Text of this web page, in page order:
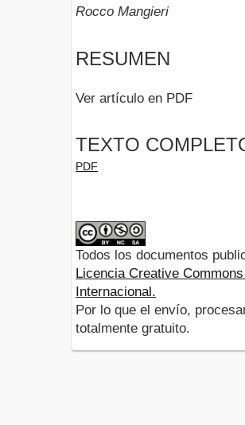
Rocco Mangieri
RESUMEN
Ver artículo en PDF
TEXTO
PDF
Todos los documentos
Licencia Creative
Internacional.
Por lo que el envío,
totalmente gratuito.